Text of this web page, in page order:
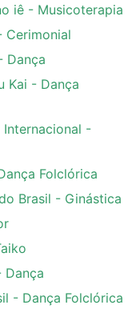
iê - Musicoterapia
Cerimonial
Dança
Kai - Dança
-
Folclórica
Brasil - Ginástica
Dança
- Dança Folclórica